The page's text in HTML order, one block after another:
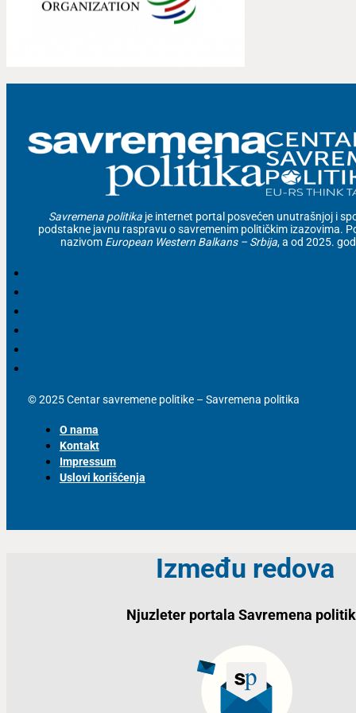
Savremena politika je internet portal posvećen unutrašnjoj i
podstakne javnu raspravu o savremenim političkim izazovima.
nazivom European Western Balkans – Srbija, a od 2025.
© 2025 Centar savremene politike – Savremena politika
O nama
Kontakt
Impressum
Uslovi korišćenja
Između redova
Njuzleter portala Savremena